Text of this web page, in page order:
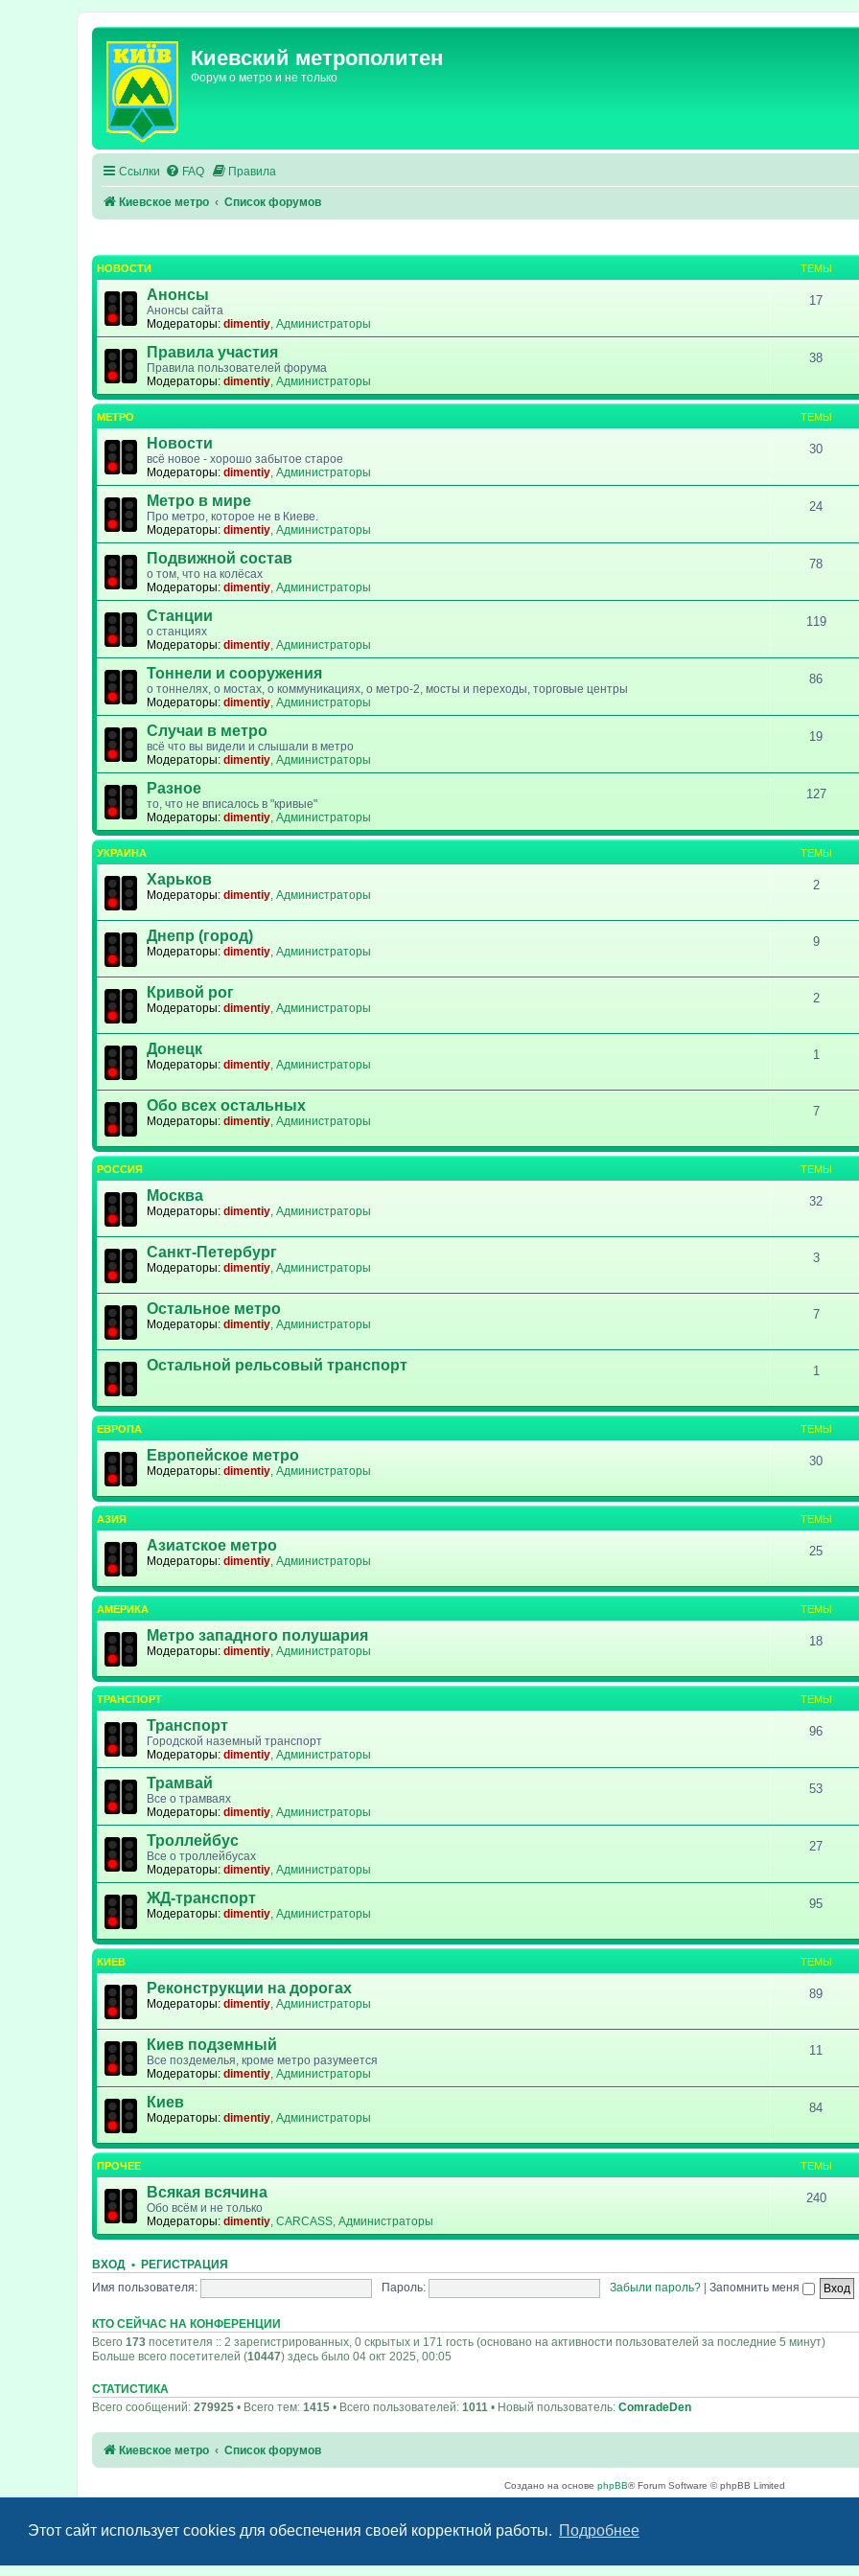
Этот сайт использует cookies для обеспечения своей корректной работы. Подробнее
Киевский метрополитен
Форум о метро и не только
Ссылки FAQ Правила
Киевское метро Список форумов
НОВОСТИ ТЕМЫ
Анонсы
Анонсы сайта
Модераторы: dimentiy, Администраторы
17
Правила участия
Правила пользователей форума
Модераторы: dimentiy, Администраторы
38
МЕТРО ТЕМЫ
Новости
всё новое - хорошо забытое старое
Модераторы: dimentiy, Администраторы
30
Метро в мире
Про метро, которое не в Киеве.
Модераторы: dimentiy, Администраторы
24
Подвижной состав
о том, что на колёсах
Модераторы: dimentiy, Администраторы
78
Станции
о станциях
Модераторы: dimentiy, Администраторы
119
Тоннели и сооружения
о тоннелях, о мостах, о коммуникациях, о метро-2, мосты и переходы, торговые центры
Модераторы: dimentiy, Администраторы
86
Случаи в метро
всё что вы видели и слышали в метро
Модераторы: dimentiy, Администраторы
19
Разное
то, что не вписалось в "кривые"
Модераторы: dimentiy, Администраторы
127
УКРАИНА ТЕМЫ
Харьков
Модераторы: dimentiy, Администраторы
2
Днепр (город)
Модераторы: dimentiy, Администраторы
9
Кривой рог
Модераторы: dimentiy, Администраторы
2
Донецк
Модераторы: dimentiy, Администраторы
1
Обо всех остальных
Модераторы: dimentiy, Администраторы
7
РОССИЯ ТЕМЫ
Москва
Модераторы: dimentiy, Администраторы
32
Санкт-Петербург
Модераторы: dimentiy, Администраторы
3
Остальное метро
Модераторы: dimentiy, Администраторы
7
Остальной рельсовый транспорт 1
ЕВРОПА ТЕМЫ
Европейское метро
Модераторы: dimentiy, Администраторы
30
АЗИЯ ТЕМЫ
Азиатское метро
Модераторы: dimentiy, Администраторы
25
АМЕРИКА ТЕМЫ
Метро западного полушария
Модераторы: dimentiy, Администраторы
18
ТРАНСПОРТ ТЕМЫ
Транспорт
Городской наземный транспорт
Модераторы: dimentiy, Администраторы
96
Трамвай
Все о трамваях
Модераторы: dimentiy, Администраторы
53
Троллейбус
Все о троллейбусах
Модераторы: dimentiy, Администраторы
27
ЖД-транспорт
Модераторы: dimentiy, Администраторы
95
КИЕВ ТЕМЫ
Реконструкции на дорогах
Модераторы: dimentiy, Администраторы
89
Киев подземный
Все поздемелья, кроме метро разумеется
Модераторы: dimentiy, Администраторы
11
Киев
Модераторы: dimentiy, Администраторы
84
ПРОЧЕЕ ТЕМЫ
Всякая всячина
Обо всём и не только
Модераторы: dimentiy, CARCASS, Администраторы
240
ВХОД • РЕГИСТРАЦИЯ
Имя пользователя: Пароль: Забыли пароль? Запомнить меня
КТО СЕЙЧАС НА КОНФЕРЕНЦИИ
Всего 173 посетителя :: 2 зарегистрированных, 0 скрытых и 171 гость (основано на активности пользователей за последние 5 минут)
Больше всего посетителей (10447) здесь было 04 окт 2025, 00:05
СТАТИСТИКА
Всего сообщений: 279925 • Всего тем: 1415 • Всего пользователей: 1011 • Новый пользователь: ComradeDen
Киевское метро Список форумов
Создано на основе phpBB® Forum Software © phpBB Limited